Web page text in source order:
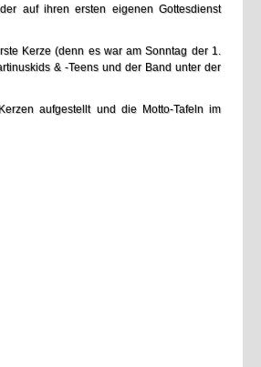
auf ihren ersten eigenen Gottesdienst
Kerze (denn es war am Sonntag der 1.
& -Teens und der Band unter der
aufgestellt und die Motto-Tafeln im